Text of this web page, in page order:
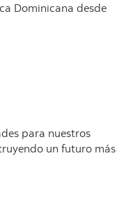
Dominicana desde
para nuestros
un futuro más